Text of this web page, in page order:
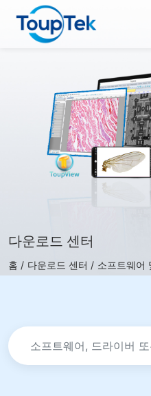
다운로드 센터
홈 / 다운로드 센터 / 소프트웨어